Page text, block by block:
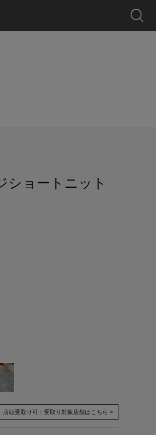
キャンペーン
ショートニット
店頭受取り可： 受取り対象店舗はこちら >